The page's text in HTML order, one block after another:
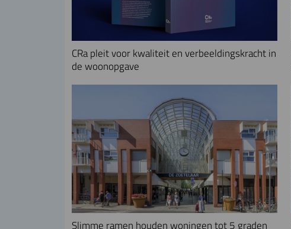
CRa pleit voor kwaliteit en verbeeldingskracht in
de woonopgave
Slimme ramen houden woningen tot 5 graden